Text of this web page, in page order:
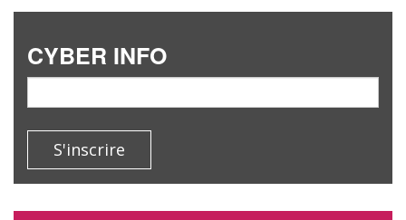
CYBER INFO
S'inscrire